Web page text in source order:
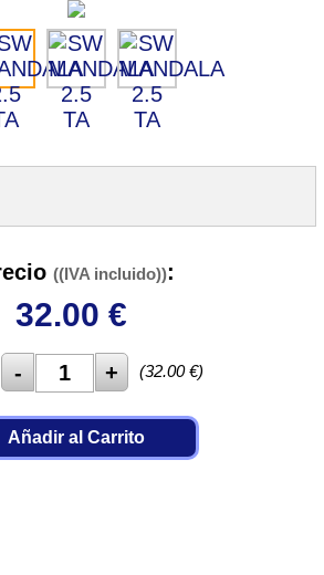
((IVA incluido)):
32.00 €
(32.00€)
Añadir al Carrito